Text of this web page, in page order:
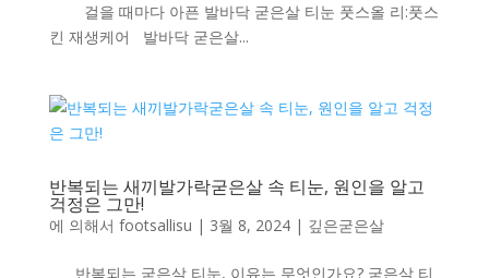
걸을 때마다 아픈 발바닥 굳은살 티눈 풋스올 리:풋스
킨 재생케어 발바닥 굳은살...
반복되는 새끼발가락굳은살 속 티눈, 원인을 알고
걱정은 그만!
에 의해서 footsallisu | 3월 8, 2024| 깊은굳은살
반복되는 굳은살 티눈, 이유는 무엇인가요? 굳은살 티